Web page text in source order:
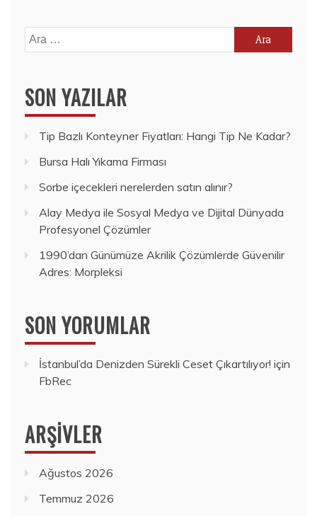
Arama:
SON YAZILAR
Tip Bazlı Konteyner Fiyatları: Hangi Tip Ne Kadar?
Bursa Halı Yıkama Firması
Sorbe içecekleri nerelerden satın alınır?
Alay Medya ile Sosyal Medya ve Dijital Dünyada
Profesyonel Çözümler
1990’dan Günümüze Akrilik Çözümlerde Güvenilir
Adres: Morpleksi
SON YORUMLAR
İstanbul’da Denizden Sürekli Ceset Çıkartılıyor! için
FbRec
ARŞIVLER
Ağustos 2026
Temmuz 2026